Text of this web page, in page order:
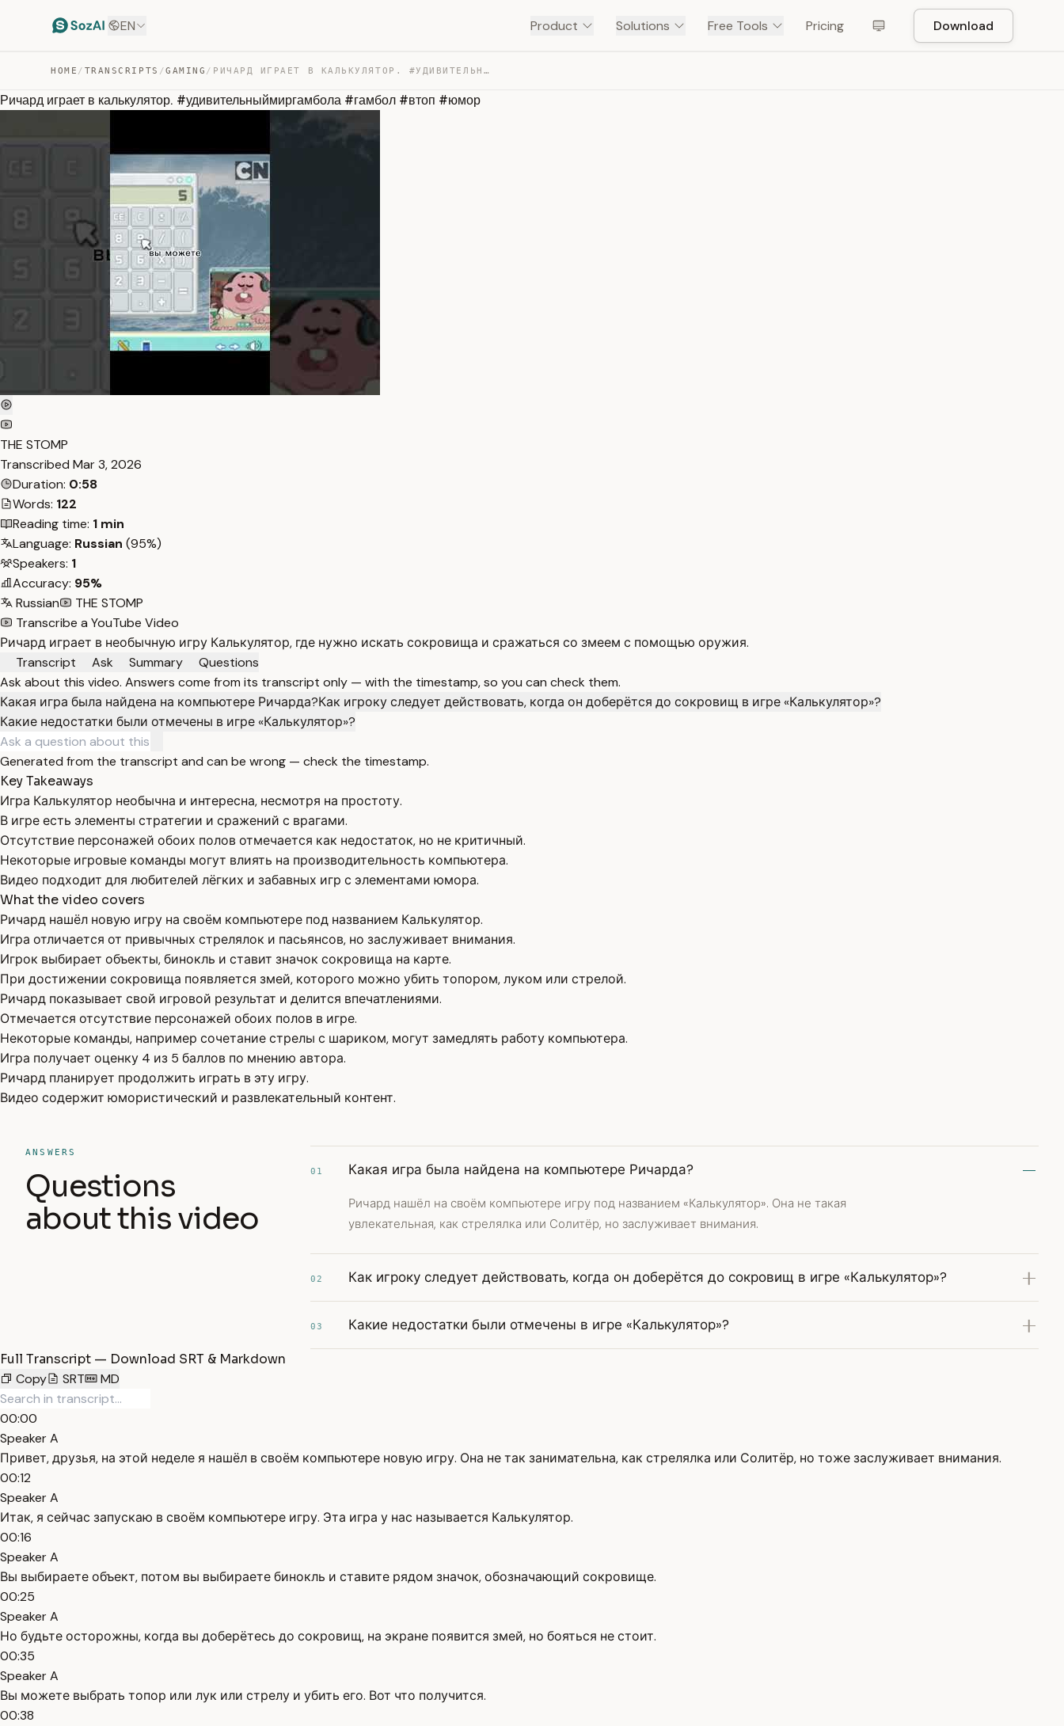
EN Product Solutions Free Tools Pricing Download
HOME / TRANSCRIPTS /GAMING / РИЧАРД ИГРАЕТ В КАЛЬКУЛЯТОР. #УДИВИТЕЛЬНЫЙМИРГАМБОЛА #Г… — TRANSCRIPT
Ричард играет в калькулятор. #удивительныймиргамбола #гамбол #втоп #юмор
THE STOMP
Transcribed Mar 3, 2026
Duration: 0:58
Words: 122
Reading time: 1 min
Language: Russian (95%)
Speakers: 1
Accuracy: 95%
Russian
THE STOMP
Transcribe a YouTube Video
Ричард играет в необычную игру Калькулятор, где нужно искать сокровища и сражаться со змеем с помощью оружия.
Transcript
Ask Summary
Questions
Ask about this video. Answers come from its transcript only — with the timestamp, so you can check them.
Какая игра была найдена на компьютере Ричарда?Как игроку следует действовать, когда он доберётся до сокровищ в игре «Калькулятор»?
Какие недостатки были отмечены в игре «Калькулятор»?
Generated from the transcript and can be wrong — check the timestamp.
Key Takeaways
Игра Калькулятор необычна и интересна, несмотря на простоту.
В игре есть элементы стратегии и сражений с врагами.
Отсутствие персонажей обоих полов отмечается как недостаток, но не критичный.
Некоторые игровые команды могут влиять на производительность компьютера.
Видео подходит для любителей лёгких и забавных игр с элементами юмора.
What the video covers
Ричард нашёл новую игру на своём компьютере под названием Калькулятор.
Игра отличается от привычных стрелялок и пасьянсов, но заслуживает внимания.
Игрок выбирает объекты, бинокль и ставит значок сокровища на карте.
При достижении сокровища появляется змей, которого можно убить топором, луком или стрелой.
Ричард показывает свой игровой результат и делится впечатлениями.
Отмечается отсутствие персонажей обоих полов в игре.
Некоторые команды, например сочетание стрелы с шариком, могут замедлять работу компьютера.
Игра получает оценку 4 из 5 баллов по мнению автора.
Ричард планирует продолжить играть в эту игру.
Видео содержит юмористический и развлекательный контент.
ANSWERS
Questions
about this video
01 Какая игра была найдена на компьютере Ричарда?
Ричард нашёл на своём компьютере игру под названием «Калькулятор». Она не такая
увлекательная, как стрелялка или Солитёр, но заслуживает внимания.
02 Как игроку следует действовать, когда он доберётся до сокровищ в игре «Калькулятор»?
03 Какие недостатки были отмечены в игре «Калькулятор»?
Full Transcript — Download SRT & Markdown
Copy
SRT MD
00:00
Speaker A
Привет, друзья, на этой неделе я нашёл в своём компьютере новую игру. Она не так занимательна, как стрелялка или Солитёр, но тоже заслуживает внимания.
00:12
Speaker A
Итак, я сейчас запускаю в своём компьютере игру. Эта игра у нас называется Калькулятор.
00:16
Speaker A
Вы выбираете объект, потом вы выбираете бинокль и ставите рядом значок, обозначающий сокровище.
00:25
Speaker A
Но будьте осторожны, когда вы доберётесь до сокровищ, на экране появится змей, но бояться не стоит.
00:35
Speaker A
Вы можете выбрать топор или лук или стрелу и убить его. Вот что получится.
00:38